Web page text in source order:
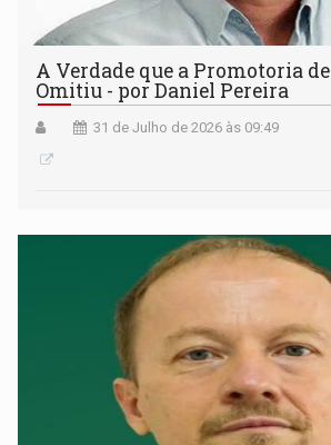
A Verdade que a Promotoria
Omitiu - por Daniel Pereira
31 de Julho de 2026 às 09:49